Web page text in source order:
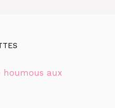
houmous aux